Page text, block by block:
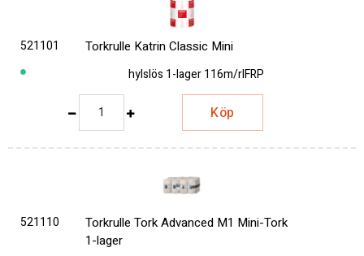
521101 Torkrulle Katrin Classic Mini
hylslös 1-lager 116m/rlFRP
Köp
521110
Torkrulle Tork Advanced M1 Mini-Tork
1-lager